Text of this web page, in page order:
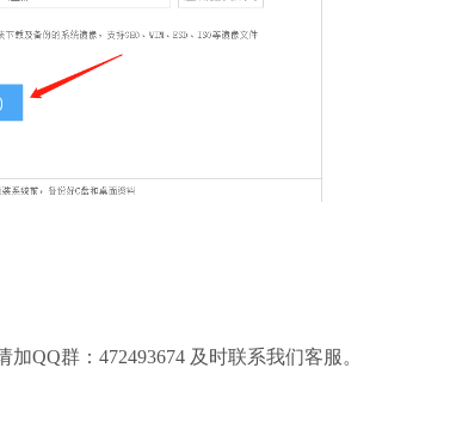
群：472493674 及时联系我们客服。